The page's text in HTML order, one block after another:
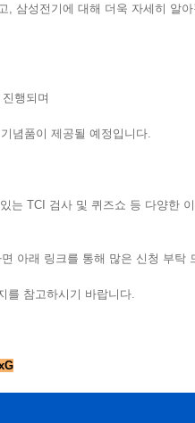
, 삼성전기에 대해 더욱 자세히 알
행되며
념품이 제공될 예정입니다.
는 TCI 검사 및 퀴즈쇼 등 다양한
아래 링크를 통해 많은 신청 부탁
참고하시기 바랍니다.